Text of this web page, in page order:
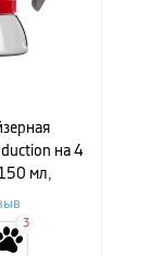
на 4
мл,
3